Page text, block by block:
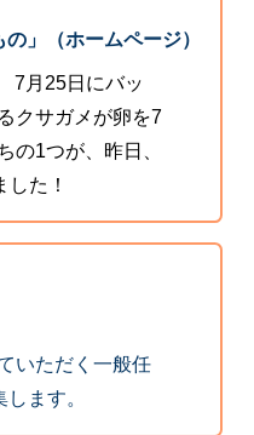
」（ホームページ）
7月25日にバッ
クサガメが卵を7
の1つが、昨日、
た！
いただく一般任
ます。